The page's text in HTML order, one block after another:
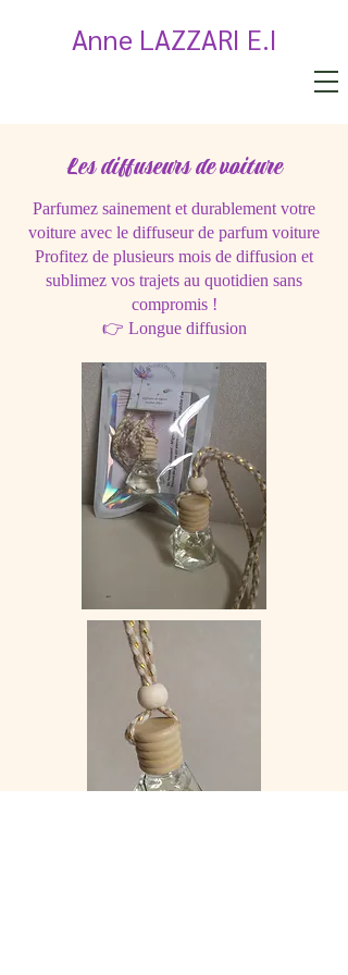
Anne LAZZARI E.I
Les diffuseurs de voiture
Parfumez sainement et durablement votre
voiture avec le diffuseur de parfum voiture
Profitez de plusieurs mois de diffusion et
sublimez vos trajets au quotidien sans
compromis !
👉 Longue diffusion